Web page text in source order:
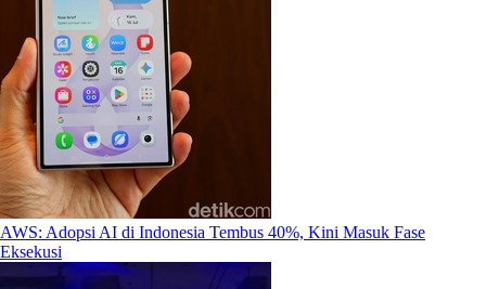
AWS: Adopsi AI di Indonesia Tembus 40%, Kini Masuk Fase
Eksekusi